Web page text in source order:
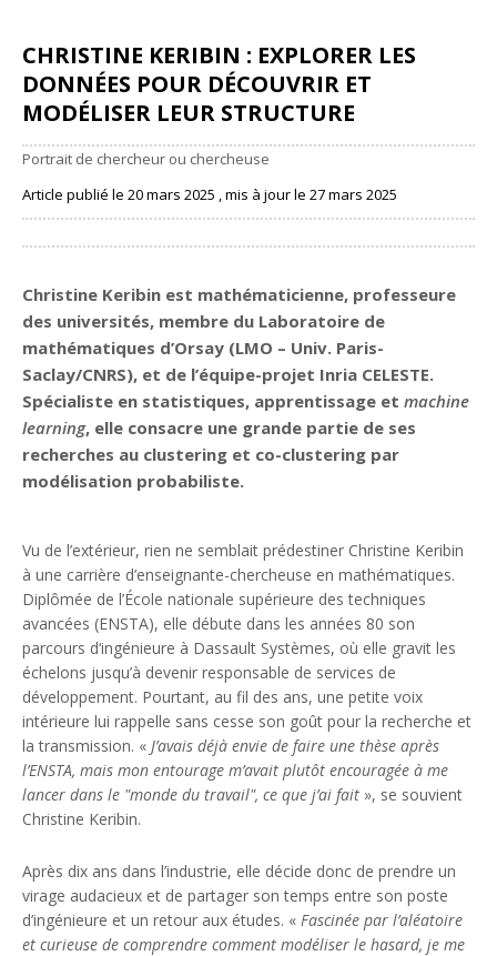
CHRISTINE KERIBIN : EXPLORER LES
DONNÉES POUR DÉCOUVRIR ET
MODÉLISER LEUR STRUCTURE
Portrait de chercheur ou chercheuse
Article publié le 20 mars 2025 , mis à jour le 27 mars 2025
Christine Keribin est mathématicienne, professeure
des universités, membre du Laboratoire de
mathématiques d’Orsay (LMO – Univ. Paris-
Saclay/CNRS), et de l’équipe-projet Inria CELESTE.
Spécialiste en statistiques, apprentissage et machine
learning, elle consacre une grande partie de ses
recherches au clustering et co-clustering par
modélisation probabiliste.
Vu de l’extérieur, rien ne semblait prédestiner Christine Keribin
à une carrière d’enseignante-chercheuse en mathématiques.
Diplômée de l’École nationale supérieure des techniques
avancées (ENSTA), elle débute dans les années 80 son
parcours d‘ingénieure à Dassault Systèmes, où elle gravit les
échelons jusqu’à devenir responsable de services de
développement. Pourtant, au fil des ans, une petite voix
intérieure lui rappelle sans cesse son goût pour la recherche et
la transmission. « J’avais déjà envie de faire une thèse après
l’ENSTA, mais mon entourage m’avait plutôt encouragée à me
lancer dans le "monde du travail", ce que j’ai fait », se souvient
Christine Keribin.
Après dix ans dans l’industrie, elle décide donc de prendre un
virage audacieux et de partager son temps entre son poste
d’ingénieure et un retour aux études. « Fascinée par l’aléatoire
et curieuse de comprendre comment modéliser le hasard, je me